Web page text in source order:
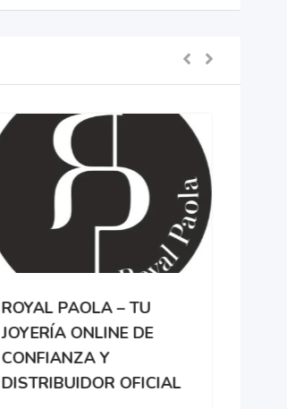
ROYAL PAOLA – TU
JOYERÍA ONLINE DE
CONFIANZA Y
DISTRIBUIDOR OFICIAL